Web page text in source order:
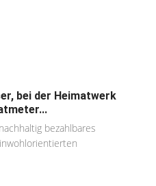
bei der Heimatwerk
bezahlbares